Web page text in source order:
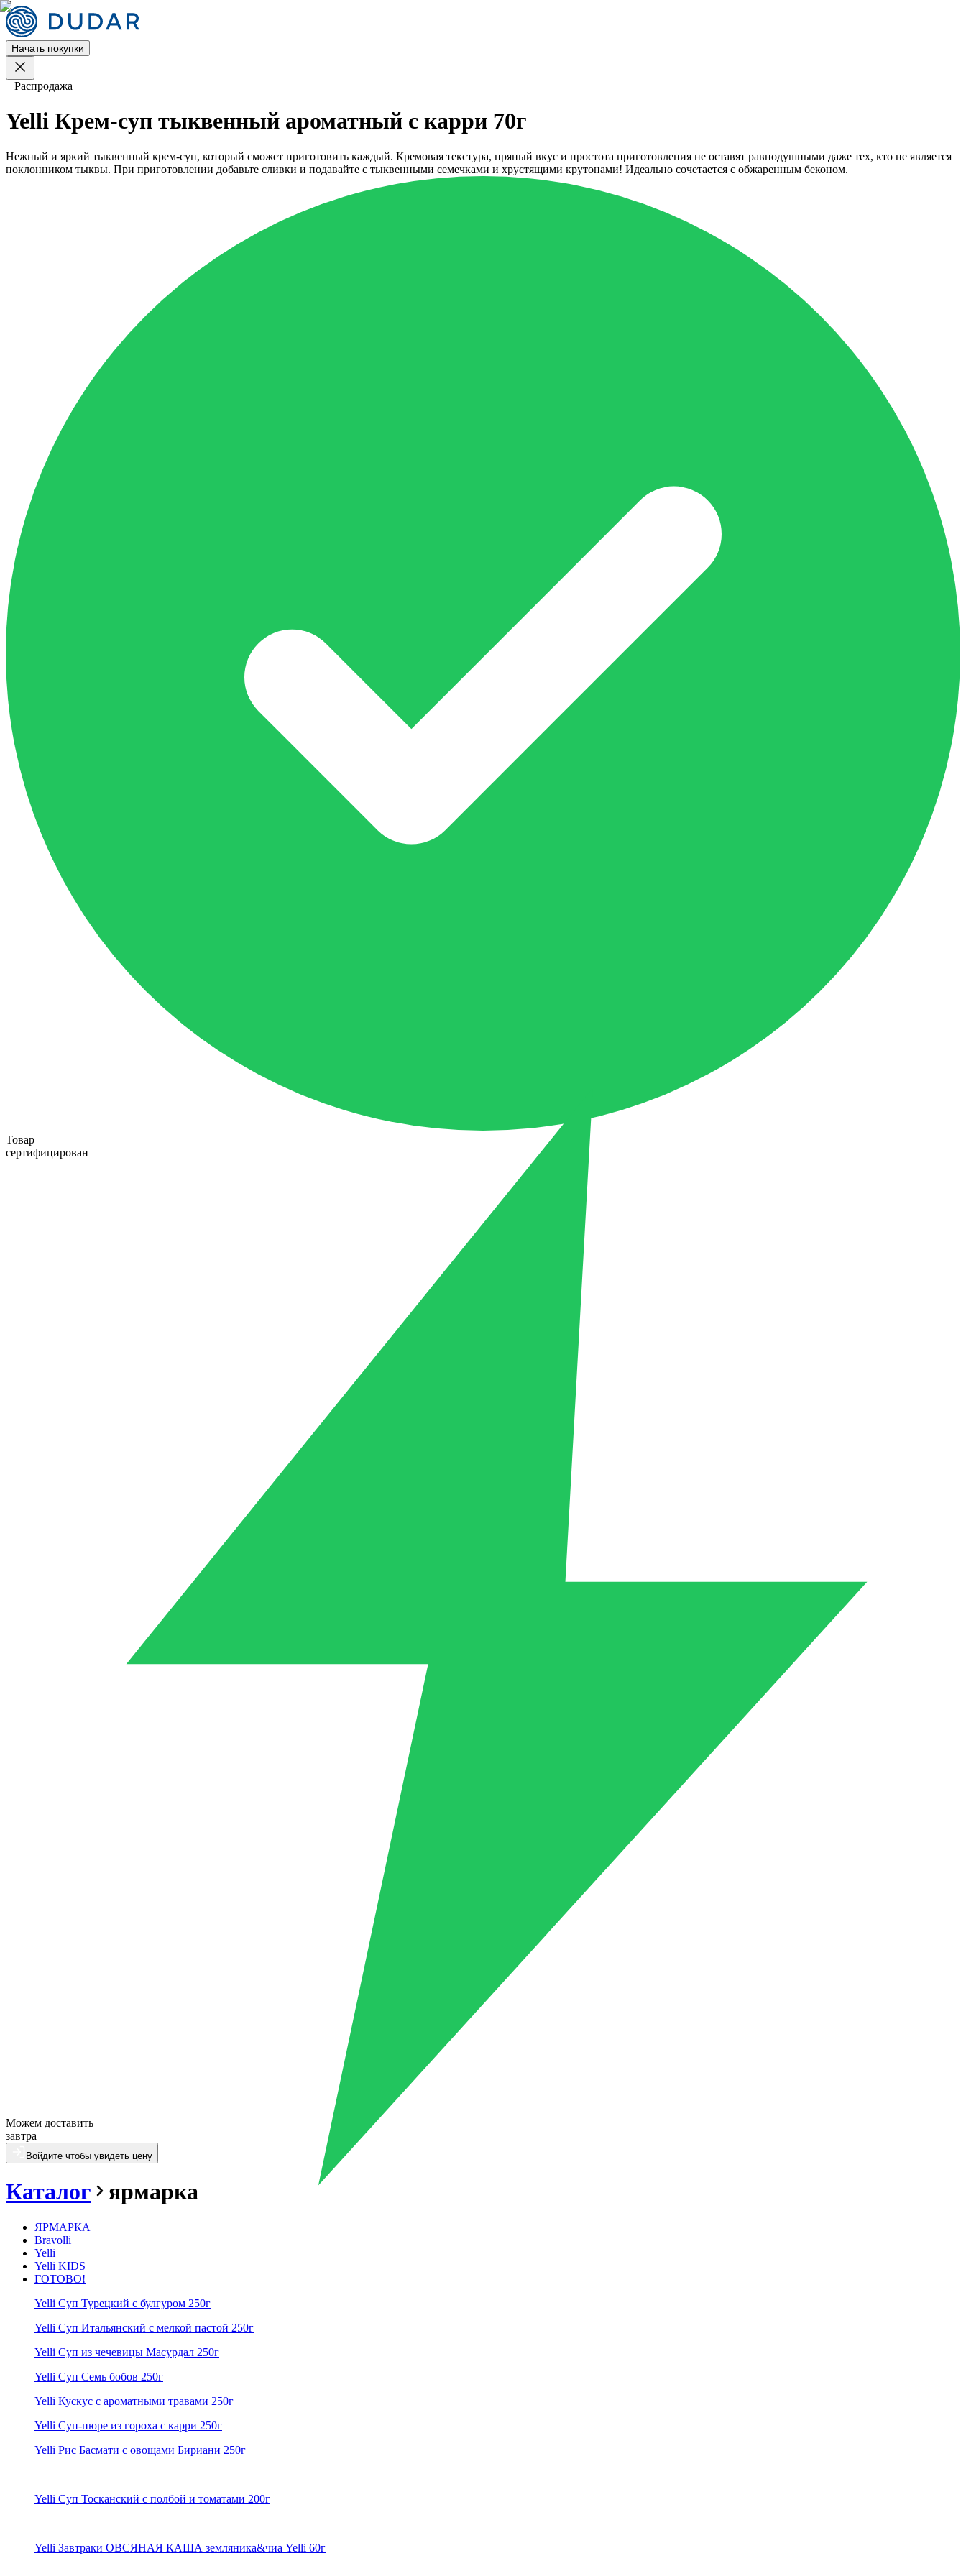
Начать покупки
Распродажа
Yelli Крем-суп тыквенный ароматный с карри 70г
Нежный и яркий тыквенный крем-суп, который сможет приготовить каждый. Кремовая текстура, пряный вкус и простота приготовления не оставят равнодушными даже тех, кто не является
поклонником тыквы. При приготовлении добавьте сливки и подавайте с тыквенными семечками и хрустящими крутонами! Идеально сочетается с обжаренным беконом.
Товар
сертифицирован
Можем доставить
завтра
Войдите чтобы увидеть цену
Каталог ярмарка
ЯРМАРКА
Bravolli
Yelli
Yelli KIDS
ГОТОВО!
Yelli Суп Турецкий с булгуром 250г
Yelli Суп Итальянский с мелкой пастой 250г
Yelli Суп из чечевицы Масурдал 250г
Yelli Суп Семь бобов 250г
Yelli Кускус с ароматными травами 250г
Yelli Суп-пюре из гороха с карри 250г
Yelli Рис Басмати с овощами Бириани 250г
Yelli Суп Тосканский с полбой и томатами 200г
Yelli Завтраки ОВСЯНАЯ КАША земляника&чиа Yelli 60г